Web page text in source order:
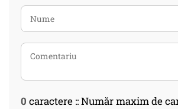
0 caractere :: Număr maxim de